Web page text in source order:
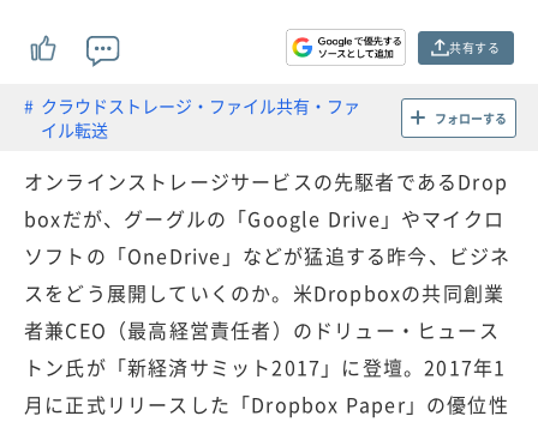
共有する
クラウドストレージ・ファイル共有・ファ
イル転送
フォローする
オンラインストレージサービスの先駆者であるDrop
boxだが、グーグルの「Google Drive」やマイクロ
ソフトの「OneDrive」などが猛追する昨今、ビジネ
スをどう展開していくのか。米Dropboxの共同創業
者兼CEO（最高経営責任者）のドリュー・ヒュース
トン氏が「新経済サミット2017」に登壇。2017年1
月に正式リリースした「Dropbox Paper」の優位性